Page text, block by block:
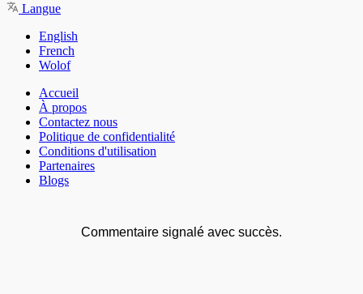
Langue
English
French
Wolof
Accueil
À propos
Contactez nous
Politique de confidentialité
Conditions d'utilisation
Partenaires
Blogs
Commentaire signalé avec succès.